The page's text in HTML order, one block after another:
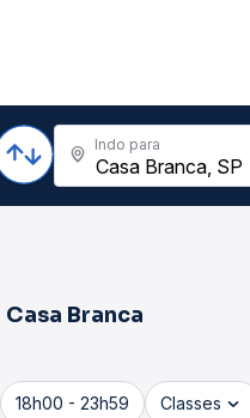
Indo para
Casa Branca
18h00 - 23h59 Classes